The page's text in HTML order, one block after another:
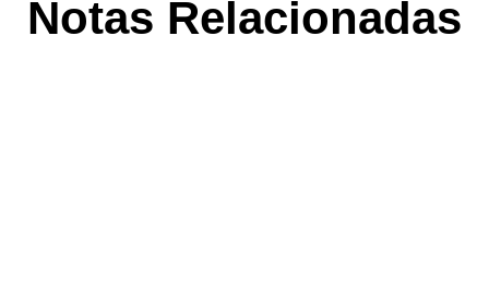
Notas Relacionadas